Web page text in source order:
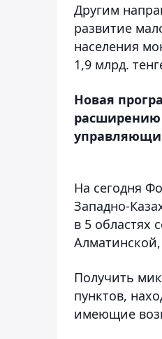
Другим
развитие
населения
1,9 млрд.
Новая
расширению
На сегодня
Западно-
в 5 областях
Получить
пунктов,
имеющие